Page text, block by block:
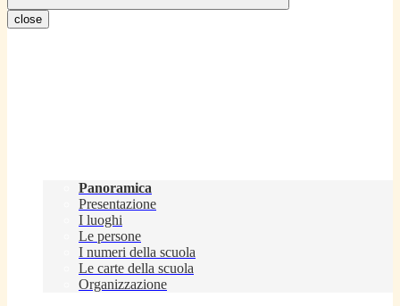
close
Panoramica
Presentazione
I luoghi
Le persone
I numeri della scuola
Le carte della scuola
Organizzazione